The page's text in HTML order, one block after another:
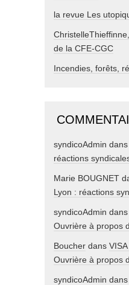
la revue Les
de la CFE-CGC
Incendies, forêts,
syndicoAdmin dans
réactions
Marie BOUGNET
Lyon : réactions
syndicoAdmin dans
Ouvrière à propos
Boucher dans
Ouvrière à propos
syndicoAdmin dans